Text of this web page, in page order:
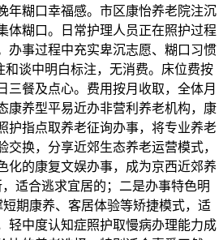
年糊口幸福感。市区康怡养老院注沉
体糊口。日常护理人员正在照护过程
办事过程中充实卑沉志愿、糊口习惯
谈中明白标注，无消费。床位费按
餐及点心。费用按月收取，全体月
康养型平易近办非营利养老机构，康
护指点取养老征询办事，将专业养老
换，分享近郊生态养老运营模式，
化的康复文娱办事，成为京西近郊养
适合逃求宜居的；二是办事特色明
期康养、客居体验等矫捷模式，适
轻中度认知症照护取慢病办理能力成